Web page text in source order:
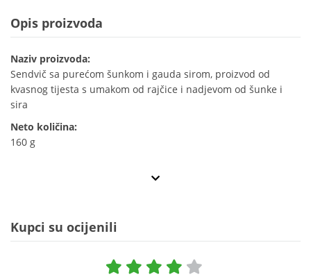
Opis proizvoda
Naziv proizvoda:
Sendvič sa purećom šunkom i gauda sirom, proizvod od
kvasnog tijesta s umakom od rajčice i nadjevom od šunke i
sira
Neto količina:
160 g
Kupci su ocijenili